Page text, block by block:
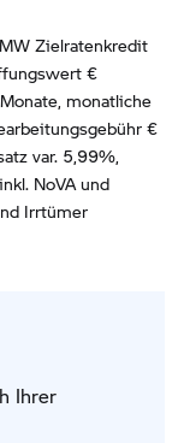
Zielratenkredit
€
Monate, monatliche
€
var. 5,99%,
NoVA und
Irrtümer
Ihrer